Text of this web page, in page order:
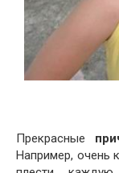
Прекрасные
Например, очень